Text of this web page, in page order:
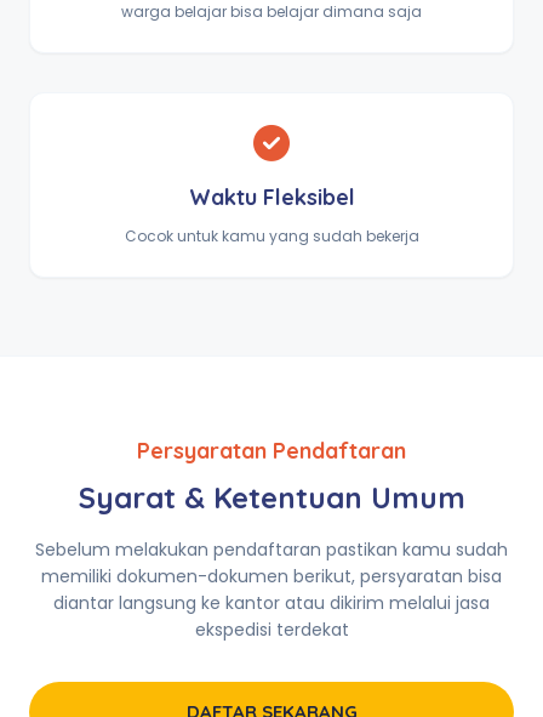
warga belajar bisa belajar dimana saja
Waktu Fleksibel
Cocok untuk kamu yang sudah bekerja
Persyaratan Pendaftaran
Syarat & Ketentuan Umum
Sebelum melakukan pendaftaran pastikan kamu sudah
memiliki dokumen-dokumen berikut, persyaratan bisa
diantar langsung ke kantor atau dikirim melalui jasa
ekspedisi terdekat
DAFTAR SEKARANG